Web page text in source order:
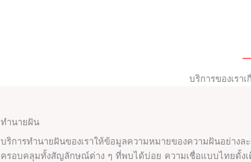
บริการของเรา
ทำนายฝัน
บริการทำนายฝันของเราให้ข้อมูลความหมายของความฝันอย่างละ
ครอบคลุมทั้งสัญลักษณ์ต่าง ๆ ที่พบได้บ่อย ความเชื่อแบบไทยดั้ง